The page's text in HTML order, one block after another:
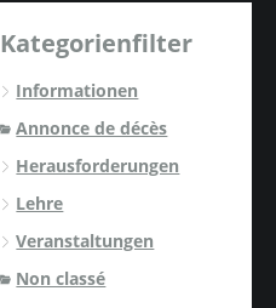
Kategorienfilter
Informationen
Annonce de décès
Herausforderungen
Lehre
Veranstaltungen
Non classé